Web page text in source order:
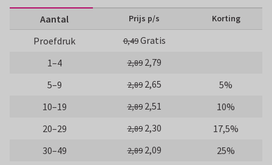
Aantal Prijs p/s Korting
Proefdruk 0,49Gratis
1–4
2,89 2,79
5–9
2,89 2,65
5%
10–19
2,89 2,51
10%
20–29
2,89 2,30
17,5%
30–49
2,89 2,09
25%